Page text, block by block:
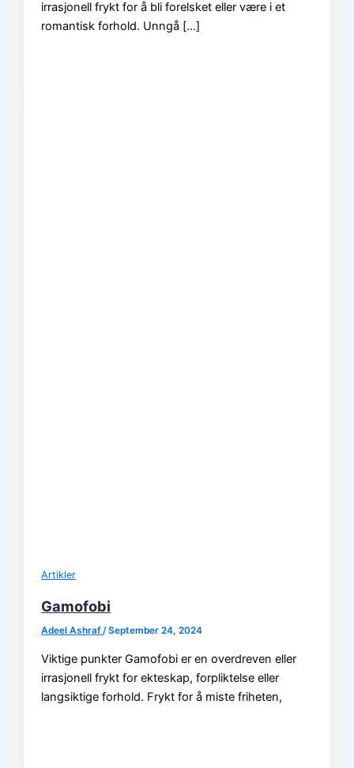
irrasjonell frykt for å bli forelsket eller være i et
romantisk forhold. Unngå […]
Artikler
Gamofobi
Adeel Ashraf/September 24, 2024
Viktige punkter Gamofobi er en overdreven eller
irrasjonell frykt for ekteskap, forpliktelse eller
langsiktige forhold. Frykt for å miste friheten,